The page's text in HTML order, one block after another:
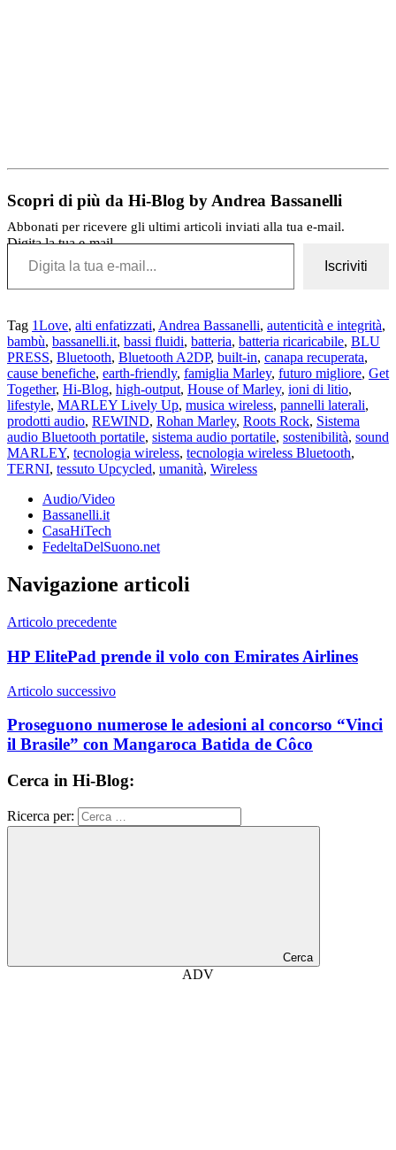
Scopri di più da Hi-Blog by Andrea Bassanelli
Abbonati per ricevere gli ultimi articoli inviati alla tua e-mail.
Digita la tua e-mail...
Iscriviti
Tag 1Love, alti enfatizzati, Andrea Bassanelli, autenticità e integrità,
bambù, bassanelli.it, bassi fluidi, batteria, batteria ricaricabile, BLU
PRESS, Bluetooth, Bluetooth A2DP, built-in, canapa recuperata,
cause benefiche, earth-friendly, famiglia Marley, futuro migliore, Get
Together, Hi-Blog, high-output, House of Marley, ioni di litio,
lifestyle, MARLEY Lively Up, musica wireless, pannelli laterali,
prodotti audio, REWIND, Rohan Marley, Roots Rock, Sistema
audio Bluetooth portatile, sistema audio portatile, sostenibilità, sound
MARLEY, tecnologia wireless, tecnologia wireless Bluetooth,
TERNI, tessuto Upcycled, umanità, Wireless
Audio/Video
Bassanelli.it
CasaHiTech
FedeltaDelSuono.net
Navigazione articoli
Articolo precedente
HP ElitePad prende il volo con Emirates Airlines
Articolo successivo
Proseguono numerose le adesioni al concorso “Vinci
il Brasile” con Mangaroca Batida de Côco
Cerca in Hi-Blog:
Ricerca per:
Cerca
ADV